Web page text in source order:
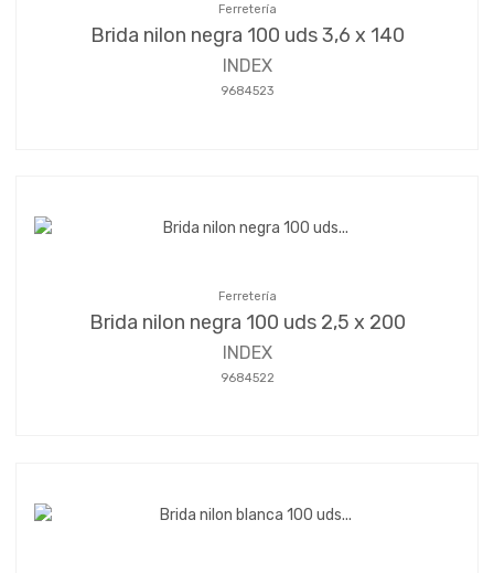
Ferretería
Brida nilon negra 100 uds 3,6 x 140
INDEX
9684523
Ferretería
Brida nilon negra 100 uds 2,5 x 200
INDEX
9684522